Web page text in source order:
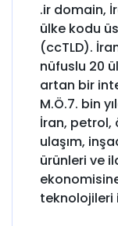
.ir domain,
ülke kodu
(ccTLD).
nüfuslu 20
artan bir
M.Ö.7. bin
İran,
ulaşım,
ürünleri ve
teknolojileri